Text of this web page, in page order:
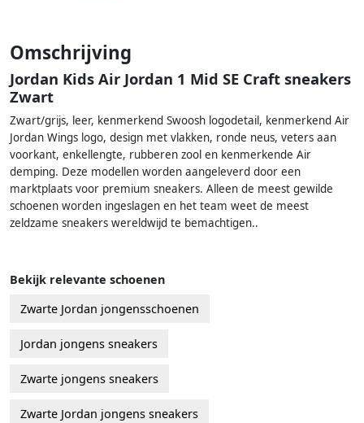
Omschrijving
Jordan Kids Air Jordan 1 Mid SE Craft sneakers
Zwart
Zwart/grijs, leer, kenmerkend Swoosh logodetail, kenmerkend Air
Jordan Wings logo, design met vlakken, ronde neus, veters aan
voorkant, enkellengte, rubberen zool en kenmerkende Air
demping. Deze modellen worden aangeleverd door een
marktplaats voor premium sneakers. Alleen de meest gewilde
schoenen worden ingeslagen en het team weet de meest
zeldzame sneakers wereldwijd te bemachtigen..
Bekijk relevante schoenen
Zwarte Jordan jongensschoenen
Jordan jongens sneakers
Zwarte jongens sneakers
Zwarte Jordan jongens sneakers